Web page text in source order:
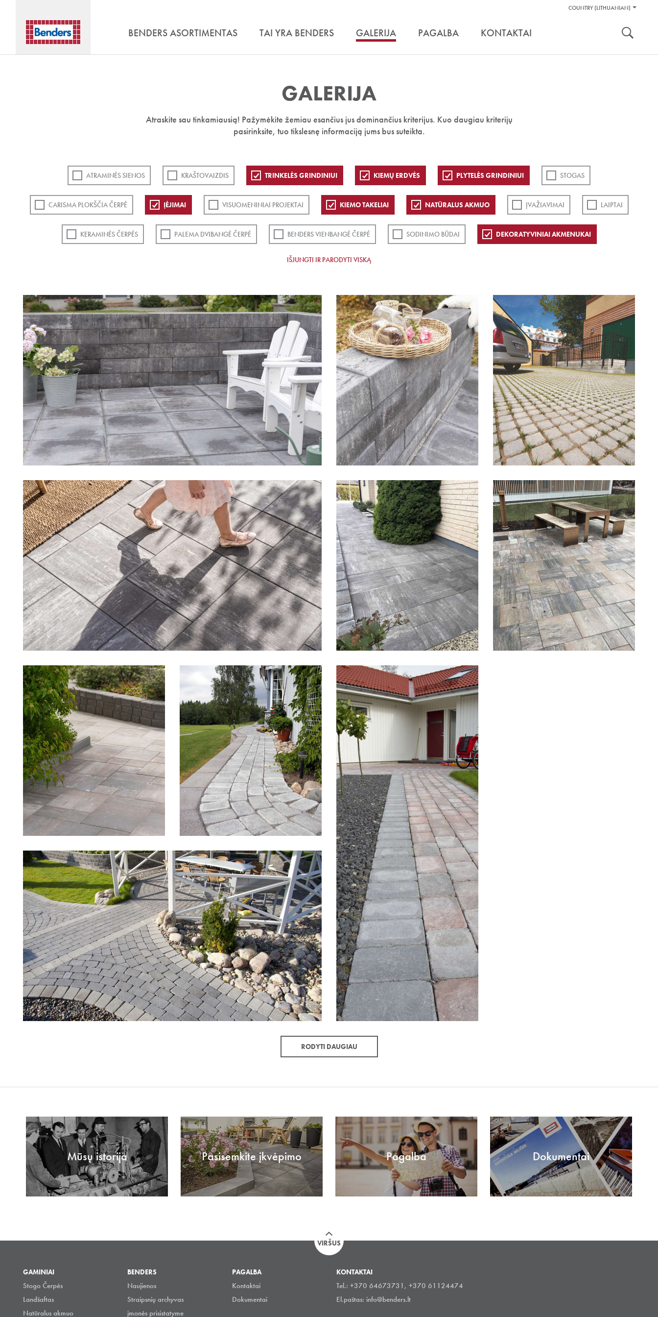
Pagalbos
COUNTRY (LITHUANIAN)
BENDERS ASORTIMENTAS TAI YRA BENDERS GALERIJA PAGALBA KONTAKTAI
GALERIJA
Atraskite sau tinkamiausią! Pažymėkite žemiau esančius jus dominančius kriterijus. Kuo daugiau kriterijų
pasirinksite, tuo tikslesnę informaciją jums bus suteikta.
ATRAMINĖS SIENOS KRAŠTOVAIZDIS TRINKELĖS GRINDINIUI KIEMŲ ERDVĖS PLYTELĖS GRINDINIUI STOGAS
CARISMA PLOKŠČIA ČERPĖ ĮĖJIMAI VISUOMENINIAI PROJEKTAI KIEMO TAKELIAI NATŪRALUS AKMUO ĮVAŽIAVIMAI LAIPTAI
KERAMINĖS ČERPĖS PALEMA DVIBANGĖ ČERPĖ BENDERS VIENBANGĖ ČERPĖ SODINIMO BŪDAI DEKORATYVINIAI AKMENUKAI
IŠJUNGTI IR PARODYTI VISKĄ
RODYTI DAUGIAU
Mūsų istorija Pasisemkite įkvėpimo Pagalba Dokumentai
VIRŠUS
GAMINIAI
Stogo Čerpės
Landšaftas
Natūralus akmuo
BENDERS
Naujienos
Straipsnių archyvas
įmonės prisistatyme
PAGALBA
Kontaktai
Dokumentai
KONTAKTAI
Tel.: +370 64673731, +370 61124474
El.paštas: info@benders.lt